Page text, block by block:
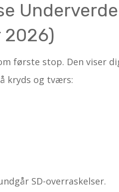
2026)
første stop. Den viser
kryds og tværs:
SD-overraskelser.